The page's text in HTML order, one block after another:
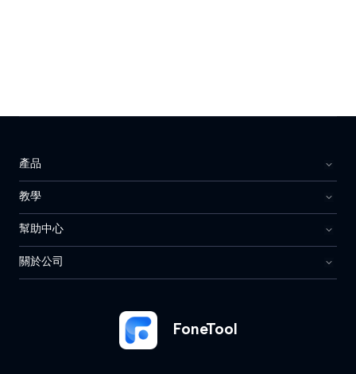
FoneTool
產品
教學
幫助中心
關於公司